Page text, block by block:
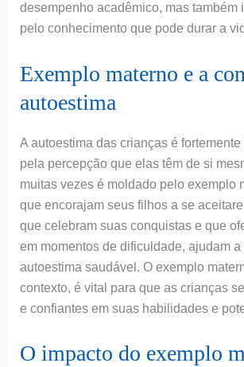
desempenho acadêmico, mas também
pelo conhecimento que pode durar a
Exemplo materno e a
autoestima
A autoestima das crianças é
pela percepção que elas têm de si
muitas vezes é moldado pelo exemplo
que encorajam seus filhos a se
que celebram suas conquistas e que
em momentos de dificuldade, ajudam a
autoestima saudável. O exemplo
contexto, é vital para que as crianças
e confiantes em suas habilidades e
O impacto do exemplo